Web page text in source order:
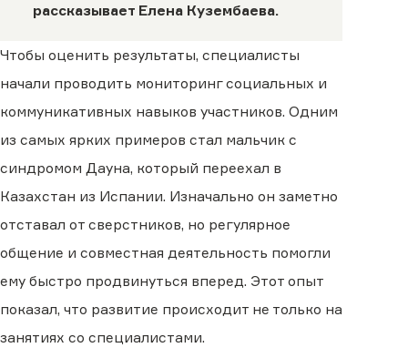
рассказывает Елена Кузембаева.
Чтобы оценить результаты, специалисты
начали проводить мониторинг социальных и
коммуникативных навыков участников. Одним
из самых ярких примеров стал мальчик с
синдромом Дауна, который переехал в
Казахстан из Испании. Изначально он заметно
отставал от сверстников, но регулярное
общение и совместная деятельность помогли
ему быстро продвинуться вперед. Этот опыт
показал, что развитие происходит не только на
занятиях со специалистами.